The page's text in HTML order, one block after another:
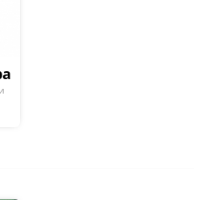
Шафран | Saffron